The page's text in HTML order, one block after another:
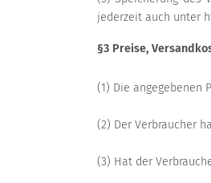
jederzeit auch unter
§3 Preise,
(1) Die angegebenen
(2) Der Verbraucher
(3) Hat der